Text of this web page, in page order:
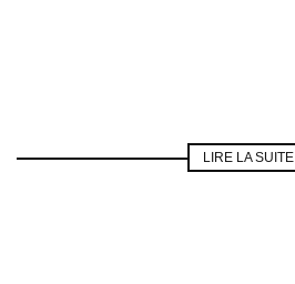
LIRE LA SUITE